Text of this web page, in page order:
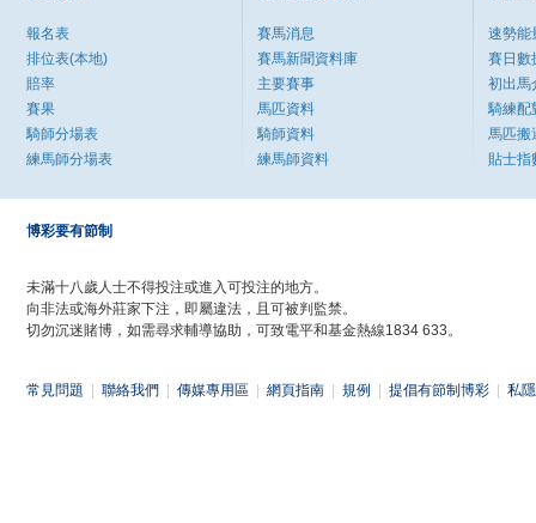
報名表
排位表(本地)
賠率
賽果
騎師分場表
練馬師分場表
賽馬消息
賽馬新聞資料庫
主要賽事
馬匹資料
騎師資料
練馬師資料
速勢能
賽日數
初出馬
騎練配
馬匹搬
貼士指
博彩要有節制
未滿十八歲人士不得投注或進入可投注的地方。
向非法或海外莊家下注，即屬違法，且可被判監禁。
切勿沉迷賭博，如需尋求輔導協助，可致電平和基金熱線1834 633。
常見問題 聯絡我們 傳媒專用區 網頁指南 規例 提倡有節制博彩 私